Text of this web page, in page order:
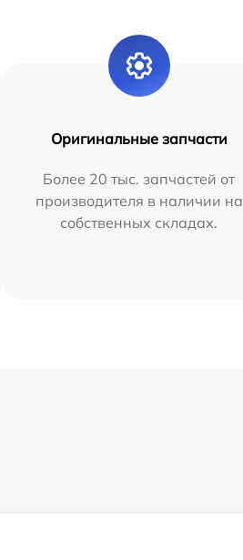
Оригинальные запчасти
Более 20 тыс. запчастей от
производителя в наличии на
собственных складах.